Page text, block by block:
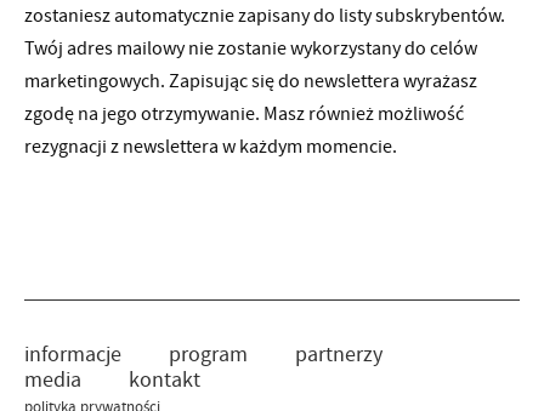
zostaniesz automatycznie zapisany do listy subskrybentów.
Twój adres mailowy nie zostanie wykorzystany do celów
marketingowych. Zapisując się do newslettera wyrażasz
zgodę na jego otrzymywanie. Masz również możliwość
rezygnacji z newslettera w każdym momencie.
informacje program
partnerzy
media
kontakt
polityka prywatności